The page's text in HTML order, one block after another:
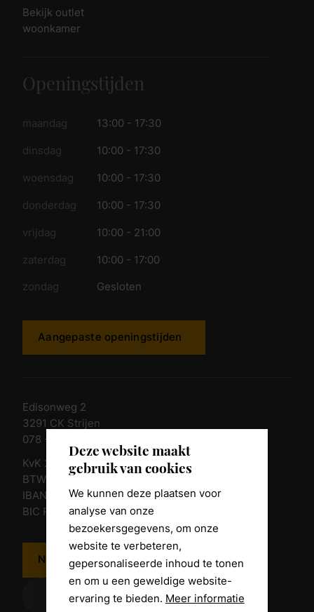
Deze website maakt
gebruik van cookies
We kunnen deze plaatsen voor
analyse van onze
bezoekersgegevens, om onze
website te verbeteren,
gepersonaliseerde inhoud te tonen
en om u een geweldige website-
ervaring te bieden. Meer informatie
Bekijk outlet
woonkamer
Openingstijden
maandag 13:00 - 17:30
dinsdag 10:00 - 17:30
woensdag 10:00 - 17:30
donderdag 10:00 - 17:30
vrijdag 10:00 - 21:00
zaterdag 10:00 - 17:00
zondag Gesloten
Aangepaste openingstijden
Edisonweg 2
3291 CK Strijen
078 - 674 84 85
KvK 23011135
BTW nr. NL 805098938.B.01
IBAN NL10 RABO 0361 8039 58
BIC RABONL2U
Neem contact op